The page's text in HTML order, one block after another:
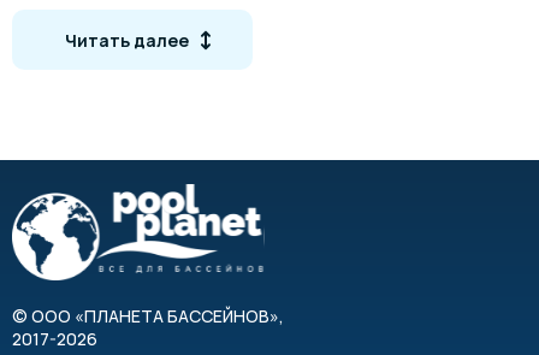
Число форсунок рассчитывается в зависимости от
пропускной способности форсунки и мощности
фильтровальной установки.
Читать далее
© ООО «ПЛАНЕТА БАССЕЙНОВ»,
2017-2026